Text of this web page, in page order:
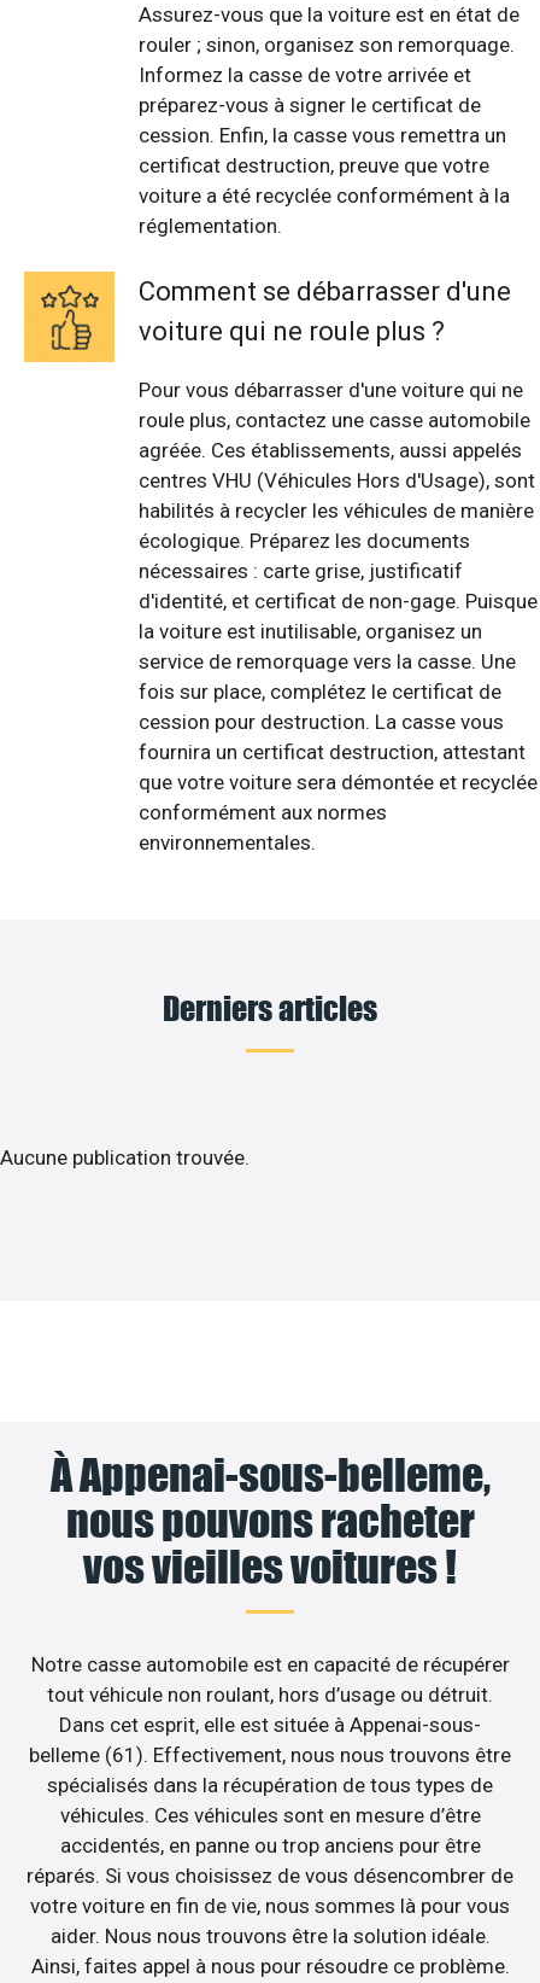
Assurez-vous que la voiture est en état de
rouler ; sinon, organisez son remorquage.
Informez la casse de votre arrivée et
préparez-vous à signer le certificat de
cession. Enfin, la casse vous remettra un
certificat destruction, preuve que votre
voiture a été recyclée conformément à la
réglementation.
Comment se débarrasser d'une
voiture qui ne roule plus ?
Pour vous débarrasser d'une voiture qui ne
roule plus, contactez une casse automobile
agréée. Ces établissements, aussi appelés
centres VHU (Véhicules Hors d'Usage), sont
habilités à recycler les véhicules de manière
écologique. Préparez les documents
nécessaires : carte grise, justificatif
d'identité, et certificat de non-gage. Puisque
la voiture est inutilisable, organisez un
service de remorquage vers la casse. Une
fois sur place, complétez le certificat de
cession pour destruction. La casse vous
fournira un certificat destruction, attestant
que votre voiture sera démontée et recyclée
conformément aux normes
environnementales.
Derniers articles
Aucune publication trouvée.
À Appenai-sous-belleme,
nous pouvons racheter
vos vieilles voitures !
Notre casse automobile est en capacité de récupérer
tout véhicule non roulant, hors d’usage ou détruit.
Dans cet esprit, elle est située à Appenai-sous-
belleme (61). Effectivement, nous nous trouvons être
spécialisés dans la récupération de tous types de
véhicules. Ces véhicules sont en mesure d’être
accidentés, en panne ou trop anciens pour être
réparés. Si vous choisissez de vous désencombrer de
votre voiture en fin de vie, nous sommes là pour vous
aider. Nous nous trouvons être la solution idéale.
Ainsi, faites appel à nous pour résoudre ce problème.